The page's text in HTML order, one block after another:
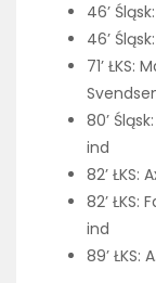
46’
46’
71’
80’
ind
82’ ŁKS:
82’ ŁKS:
ind
89’ ŁKS: